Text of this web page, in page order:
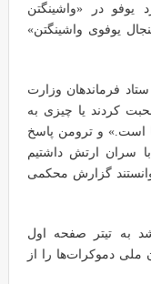
یوفو در «واشینگتن
یوفوی واشینگتن»
فرماندهان وزارت
کردند یا چیزی به
است.» و ترومن پاسخ
سران ارتش داشتیم
گزارش محکمی
به تیتر صفحه اول
ملی دموکرات‌ها را از